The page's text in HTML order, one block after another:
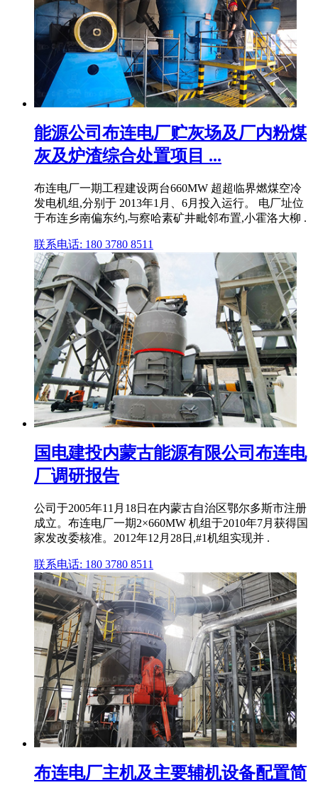
能源公司布连电厂贮灰场及厂内粉煤
灰及炉渣综合处置项目 ...
布连电厂一期工程建设两台660MW 超超临界燃煤空冷
发电机组,分别于 2013年1月、6月投入运行。 电厂址位
于布连乡南偏东约,与察哈素矿井毗邻布置,小霍洛大柳 .
联系电话: 180 3780 8511
国电建投内蒙古能源有限公司布连电
厂调研报告
公司于2005年11月18日在内蒙古自治区鄂尔多斯市注册
成立。布连电厂一期2×660MW 机组于2010年7月获得国
家发改委核准。2012年12月28日,#1机组实现并 .
联系电话: 180 3780 8511
布连电厂主机及主要辅机设备配置简